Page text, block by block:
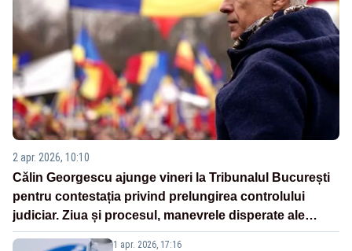
2 apr. 2026, 10:10
Călin Georgescu ajunge vineri la Tribunalul București
pentru contestația privind prelungirea controlului
judiciar. Ziua și procesul, manevrele disperate ale
Sistemului
1 apr. 2026, 17:16